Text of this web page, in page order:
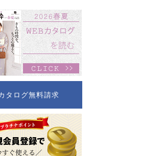
タログ無料請求